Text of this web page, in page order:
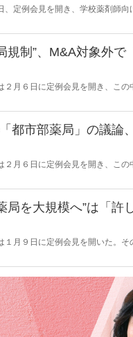
、定例会見を開き、学校薬剤師
規制”、M&A対象外で
２月６日に定例会見を開き、こ
市部の開局規制と受け取れる項
都市部薬局」の議論
２月６日に定例会見を開き、こ
労省中医協の議論に対して、「
局を大規模へ”は「許
１月９日に定例会見を開いた。
いった方向については「許しが